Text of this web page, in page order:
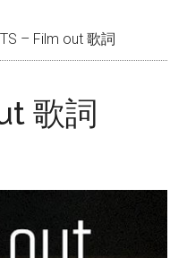
– Film out 歌詞
歌詞